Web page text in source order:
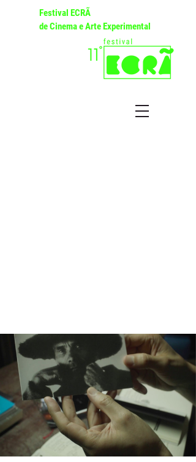
Festival ECRÃ
de Cinema e Arte Experimental